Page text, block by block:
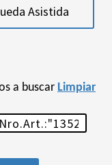
Asistida
a buscar Limpiar